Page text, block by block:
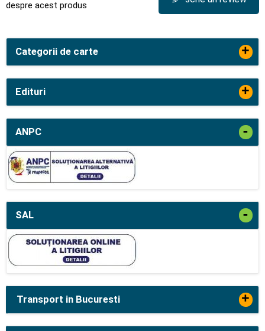
Categorii de carte +
Edituri +
ANPC -
SAL -
despre acest produs
Transport in Bucuresti +